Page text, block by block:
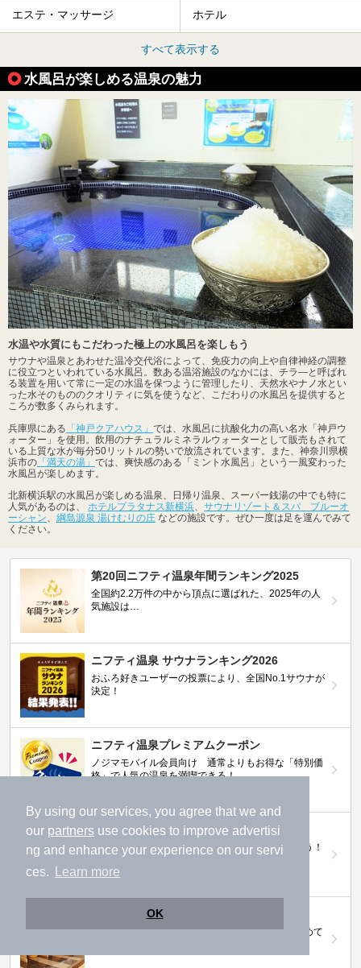
By using our services, you agree that we and
our partners use cookies to improve advertisi
ng and enhance your experience on our servi
ces.
Learn more
OK
エステ・マッサージ ホテル
すべて表示する
水風呂が楽しめる温泉の魅力
水温や水質にもこだわった極上の水風呂を楽しもう
サウナや温泉とあわせた温冷交代浴によって、免疫力の向上や自律神経の調整
に役立つといわれている水風呂。数ある温浴施設のなかには、チラ―と呼ばれ
る装置を用いて常に一定の水温を保つように管理したり、天然水やナノ水とい
った水そのもののクオリティに気を使うなど、こだわりの水風呂を提供すると
ころが数多くみられます。
兵庫県にある 「神戸クアハウス」 では、水風呂に抗酸化力の高い名水「神戸ウ
ォーター」を使用。飲用のナチュラルミネラルウォーターとして販売もされて
いる上質な水が毎分50リットルの勢いで放流されています。また、神奈川県横
浜市の 「満天の湯」 では、爽快感のある「ミント水風呂」という一風変わった
水風呂が楽しめます。
北新横浜駅の水風呂が楽しめる温泉、日帰り温泉、スーパー銭湯の中でも特に
人気があるのは、 ホテルプラタナス新横浜
サウナリゾート＆スパ ブルーオ
ーシャン
綱島源泉 湯けむりの庄 などの施設です。ぜひ一度は足を運んでみて
ください。
第20回ニフティ温泉年間ランキング2025
全国約2.2万件の中から頂点に選ばれた、2025年の人
気施設は…
ニフティ温泉 サウナランキング2026
おふろ好きユーザーの投票により、全国No.1サウナが
決定！
ニフティ温泉プレミアムクーポン
ノジマモバイル会員向け 通常よりもお得な「特別価
格」で人気の温泉を満喫できる！
【ニフティ温泉 百名湯2026】
行ってみたい施設に投票してプレゼントを当てよう！
（全10回開催 / 合計260名様）
岩盤浴特集
日本全国の岩盤浴情報だけをピックアップ。まとめて